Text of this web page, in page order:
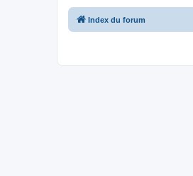
Index du forum